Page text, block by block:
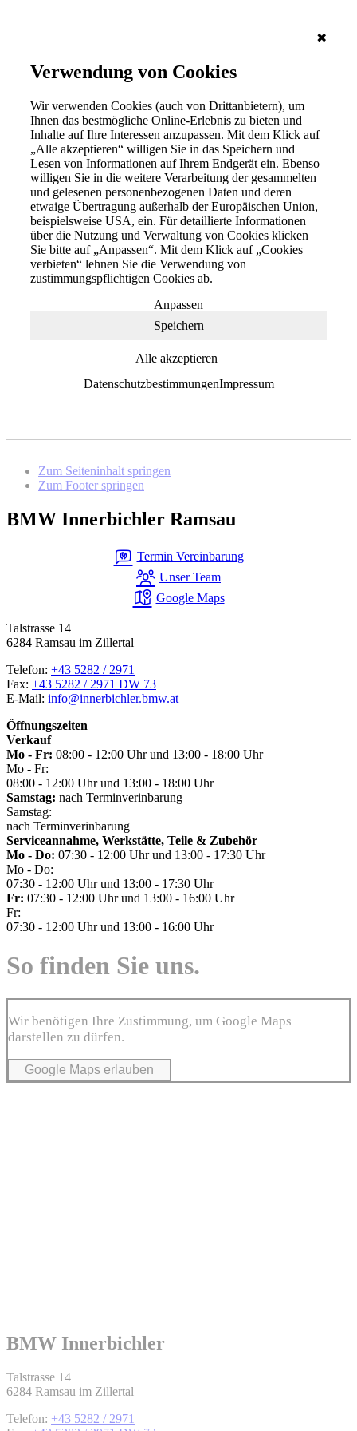
✖
Verwendung von Cookies
Wir verwenden Cookies (auch von Drittanbietern), um
Ihnen das bestmögliche Online-Erlebnis zu bieten und
Inhalte auf Ihre Interessen anzupassen. Mit dem Klick auf
„Alle akzeptieren“ willigen Sie in das Speichern und
Lesen von Informationen auf Ihrem Endgerät ein. Ebenso
willigen Sie in die weitere Verarbeitung der gesammelten
und gelesenen personenbezogenen Daten und deren
etwaige Übertragung außerhalb der Europäischen Union,
beispielsweise USA, ein. Für detaillierte Informationen
über die Nutzung und Verwaltung von Cookies klicken
Sie bitte auf „Anpassen“. Mit dem Klick auf „Cookies
verbieten“ lehnen Sie die Verwendung von
zustimmungspflichtigen Cookies ab.
Speichern
Alle akzeptieren
Anpassen
DatenschutzbestimmungenImpressum
Zum Seiteninhalt springen
Zum Footer springen
BMW Innerbichler Ramsau
Termin Vereinbarung
Unser Team
Google Maps
Talstrasse 14
6284 Ramsau im Zillertal
Telefon: +43 5282 / 2971
Fax: +43 5282 / 2971 DW 73
E-Mail: info@innerbichler.bmw.at
Öffnungszeiten
Verkauf
Mo - Fr: 08:00 - 12:00 Uhr und 13:00 - 18:00 Uhr
Mo - Fr:
08:00 - 12:00 Uhr und 13:00 - 18:00 Uhr
Samstag: nach Terminverinbarung
Samstag:
nach Terminverinbarung
Serviceannahme, Werkstätte, Teile & Zubehör
Mo - Do: 07:30 - 12:00 Uhr und 13:00 - 17:30 Uhr
Mo - Do:
07:30 - 12:00 Uhr und 13:00 - 17:30 Uhr
Fr: 07:30 - 12:00 Uhr und 13:00 - 16:00 Uhr
Fr:
07:30 - 12:00 Uhr und 13:00 - 16:00 Uhr
So finden Sie uns.
Wir benötigen Ihre Zustimmung, um Google Maps
darstellen zu dürfen.
Google Maps erlauben
BMW Innerbichler
Talstrasse 14
6284 Ramsau im Zillertal
Telefon: +43 5282 / 2971